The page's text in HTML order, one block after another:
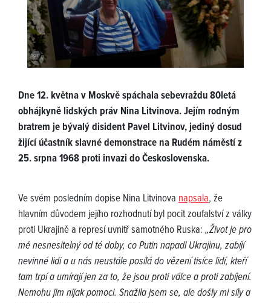
Dne 12. května v Moskvě spáchala sebevraždu 80letá
obhájkyně lidských práv Nina Litvinova. Jejím rodným
bratrem je bývalý disident Pavel Litvinov, jediný dosud
žijící účastník slavné demonstrace na Rudém náměstí z
25. srpna 1968 proti invazi do Československa.
Ve svém posledním dopise Nina Litvinova napsala, že
hlavním důvodem jejího rozhodnutí byl pocit zoufalství z války
proti Ukrajině a represí uvnitř samotného Ruska: „Život je pro
mě nesnesitelný od té doby, co Putin napadl Ukrajinu, zabíjí
nevinné lidi a u nás neustále posílá do vězení tisíce lidí, kteří
tam trpí a umírají jen za to, že jsou proti válce a proti zabíjení.
Nemohu jim nijak pomoci. Snažila jsem se, ale došly mi síly a